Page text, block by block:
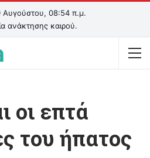
Αυγούστου, 08:54 π.μ.
ανάκτησης καιρού.
οι επτά
του ήπατος